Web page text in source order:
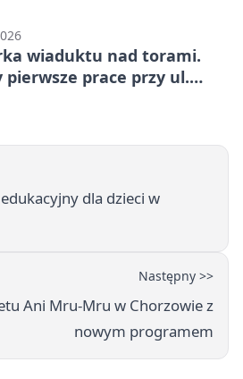
wiaduktu nad torami.
pierwsze prace przy ul.
dla dzieci w
Następny >>
Ani Mru-Mru w Chorzowie z
nowym programem